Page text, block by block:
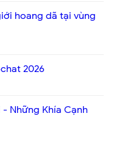
hoang dã tại vùng
2026
- Những Khía Cạnh